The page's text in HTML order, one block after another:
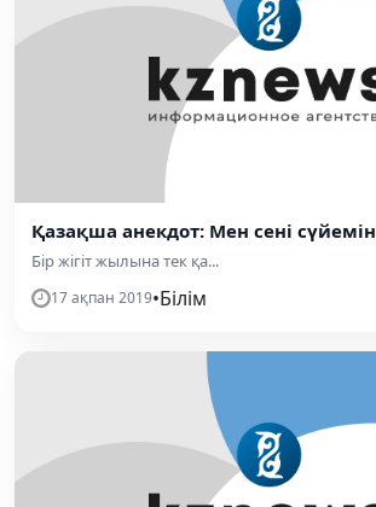
Қазақша анекдот: Мен сені сүйемін
Бір жігіт жылына тек қа...
17 ақпан 2019•Білім